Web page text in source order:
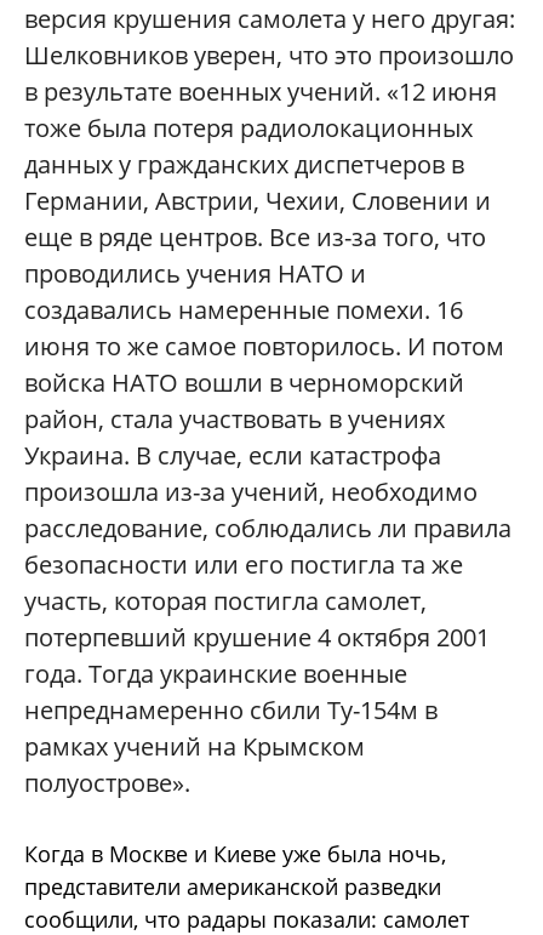
версия крушения самолета у него другая:
Шелковников уверен, что это произошло
в результате военных учений. «12 июня
тоже была потеря радиолокационных
данных у гражданских диспетчеров в
Германии, Австрии, Чехии, Словении и
еще в ряде центров. Все из-за того, что
проводились учения НАТО и
создавались намеренные помехи. 16
июня то же самое повторилось. И потом
войска НАТО вошли в черноморский
район, стала участвовать в учениях
Украина. В случае, если катастрофа
произошла из-за учений, необходимо
расследование, соблюдались ли правила
безопасности или его постигла та же
участь, которая постигла самолет,
потерпевший крушение 4 октября 2001
года. Тогда украинские военные
непреднамеренно сбили Ту-154м в
рамках учений на Крымском
полуострове».
Когда в Москве и Киеве уже была ночь,
представители американской разведки
сообщили, что радары показали: самолет